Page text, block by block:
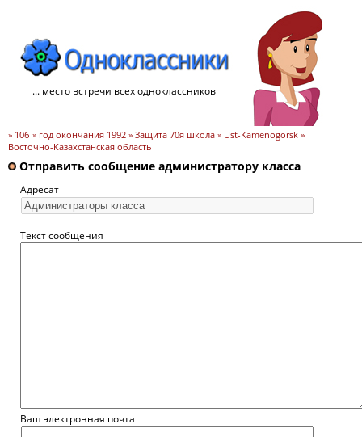
... место встречи всех одноклассников
» 10б » год окончания 1992 » Защита 70я школа » Ust-Kamenogorsk »
Восточно-Казахстанская область
Отправить сообщение администратору класса
Адресат
Текст сообщения
Ваш электронная почта